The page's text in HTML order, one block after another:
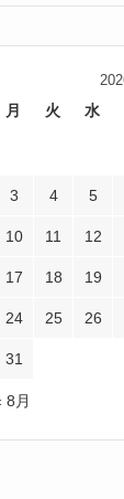
月 火 水
3 4 5
10 11 12
17 18 19
24 25 26
31
8月